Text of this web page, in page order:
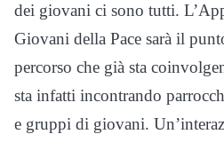
dei giovani ci sono tutti.
Giovani della Pace sarà il
percorso che già sta
sta infatti incontrando
e gruppi di giovani.